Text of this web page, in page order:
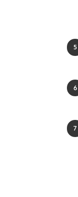
5
6
7